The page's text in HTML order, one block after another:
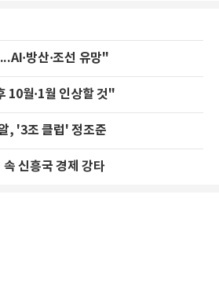
방산·조선 유망"
10월·1월 인상할 것"
, '3조 클럽' 정조준
신흥국 경제 강타